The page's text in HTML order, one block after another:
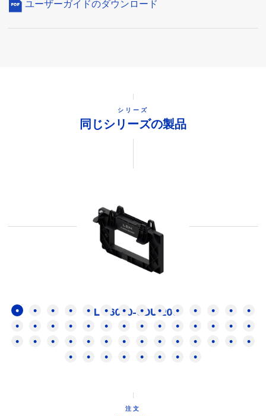
ユーザーガイドのダウンロード
シリーズ
同じシリーズの製品
FL 16000-SDUI200
注文